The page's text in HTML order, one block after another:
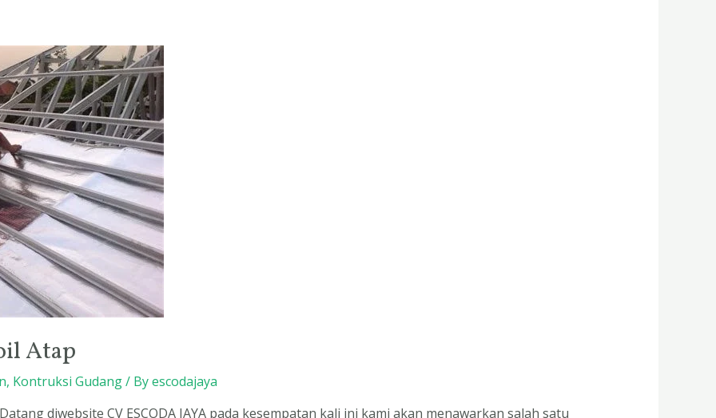
Atap
, Kontruksi Gudang/ Byescodajaya
diwebsite CV ESCODA JAYA pada kesempatan kali ini kami akan menawarkan salah satu